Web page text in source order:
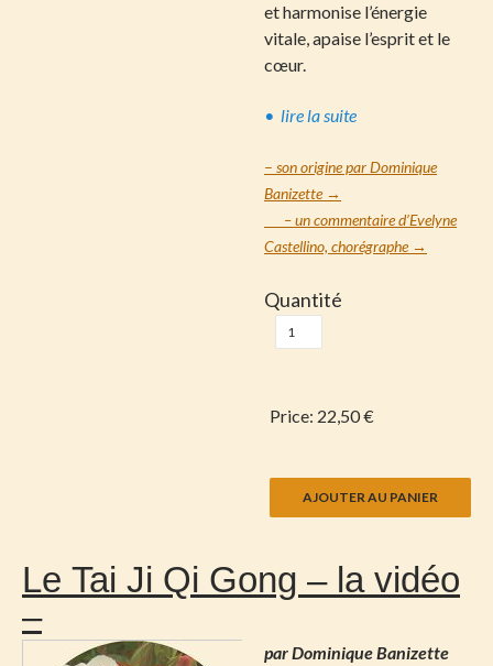
et harmonise l’énergie
vitale, apaise l’esprit et le
cœur.
• lire la suite
– son origine par Dominique
Banizette →
– un commentaire d’Evelyne
Castellino, chorégraphe →
Quantité
Price: 22,50 €
Le Tai Ji Qi Gong – la vidéo
–
par Dominique Banizette